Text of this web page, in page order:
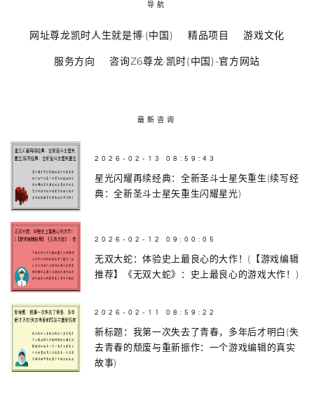
导航
网址尊龙凯时人生就是博·(中国) 精品项目 游戏文化
服务方向 咨询Z6尊龙·凯时(中国)-官方网站
最新咨询
2026-02-13 08:59:43
星光闪耀再续经典：全新圣斗士星矢重生(续写经
典：全新圣斗士星矢重生闪耀星光)
2026-02-12 09:00:05
无双大蛇：体验史上最良心的大作！(【游戏编辑
推荐】《无双大蛇》：史上最良心的游戏大作！)
2026-02-11 08:59:22
新标题：我第一次失去了青春，多年后才明白(失
去青春的颓废与重新振作：一个游戏编辑的真实
故事)